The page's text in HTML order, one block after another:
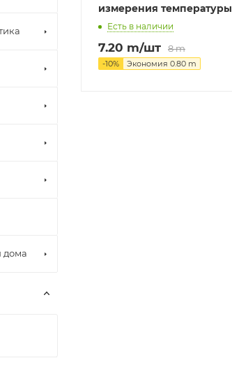
измерения температуры
Есть в наличии
7.20 m/шт 8m
-10% Экономия 0.80 m
дома